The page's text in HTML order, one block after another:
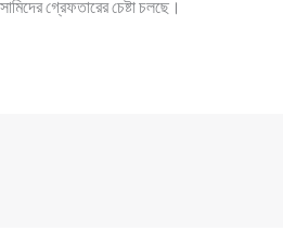
গ্রেফতারের চেষ্টা চলছে।